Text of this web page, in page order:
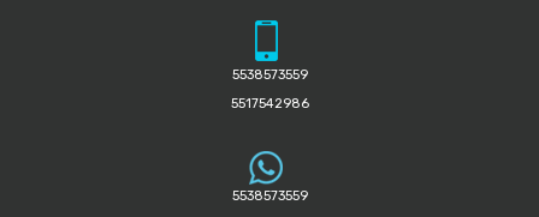
5538573559
5517542986
5538573559